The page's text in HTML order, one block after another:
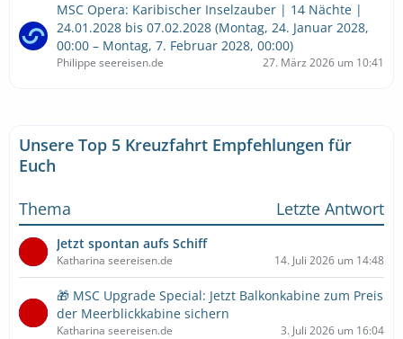
MSC Opera: Karibischer Inselzauber | 14 Nächte |
24.01.2028 bis 07.02.2028 (Montag, 24. Januar 2028,
00:00 – Montag, 7. Februar 2028, 00:00)
Philippe seereisen.de 27. März 2026 um 10:41
Unsere Top 5 Kreuzfahrt Empfehlungen für
Euch
Thema
Letzte Antwort
Jetzt spontan aufs Schiff
Katharina seereisen.de 14. Juli 2026 um 14:48
🎁 MSC Upgrade Special: Jetzt Balkonkabine zum Preis
der Meerblickkabine sichern
Katharina seereisen.de 3. Juli 2026 um 16:04